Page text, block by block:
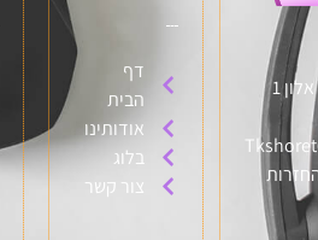
1
דף
הבית
אודותינו
בלוג
צור קשר